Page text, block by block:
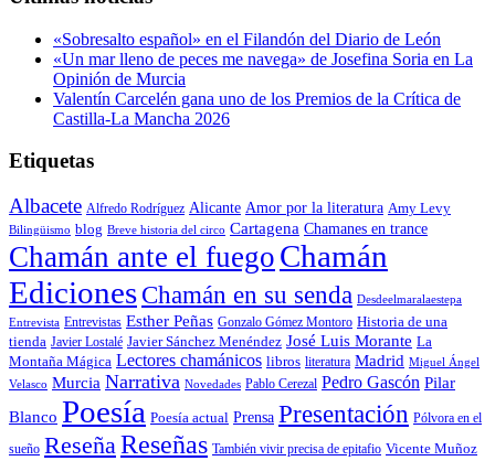
22,00€.20,90€.
«Sobresalto español» en el Filandón del Diario de León
«Un mar lleno de peces me navega» de Josefina Soria en La
Opinión de Murcia
Valentín Carcelén gana uno de los Premios de la Crítica de
Castilla-La Mancha 2026
Etiquetas
Albacete Alfredo Rodríguez Alicante Amor por la literatura Amy Levy
Bilingüismo blog Breve historia del circo Cartagena Chamanes en trance
Chamán ante el fuego Chamán
Ediciones Chamán en su senda Desdeelmaralaestepa
Entrevista Entrevistas Esther Peñas Gonzalo Gómez Montoro Historia de una
tienda Javier Lostalé Javier Sánchez Menéndez José Luis Morante La
Montaña Mágica Lectores chamánicos libros literatura Madrid Miguel Ángel
Velasco Murcia Narrativa Novedades Pablo Cerezal Pedro Gascón Pilar
Blanco Poesía Poesía actual Prensa Presentación Pólvora en el
sueño ReseñaReseñas También vivir precisa de epitafio Vicente Muñoz